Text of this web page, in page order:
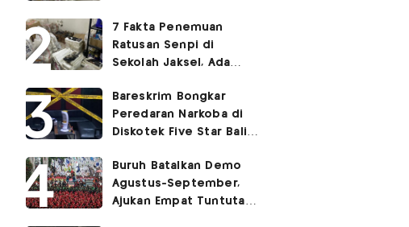
Kegiatan Eskul
Menembak
7 Fakta Penemuan
Ratusan Senpi di
Sekolah Jaksel, Ada
Ruang Bunker
Bareskrim Bongkar
Peredaran Narkoba di
Diskotek Five Star Bali,
Buruh Batalkan Demo
Agustus-September,
Ajukan Empat Tuntutan